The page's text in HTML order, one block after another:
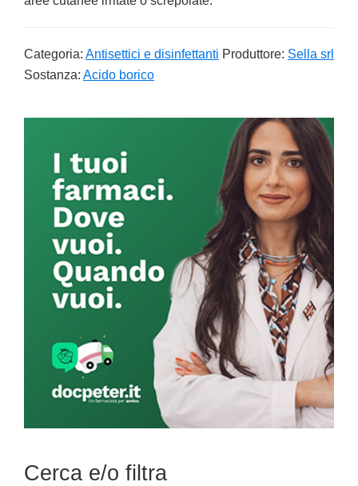
Categoria: Antisettici e disinfettanti Produttore: Sella srl
Sostanza: Acido borico
Sidebar
Cerca e/o filtra